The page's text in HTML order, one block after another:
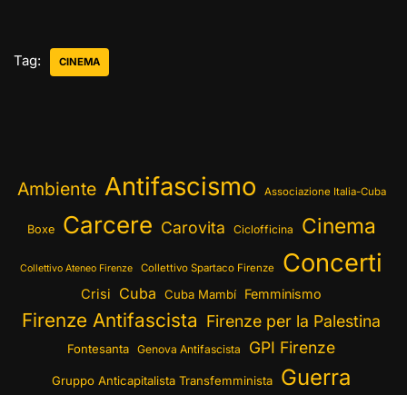
Tag: CINEMA
Ambiente Antifascismo Associazione Italia-Cuba
Boxe Carcere Carovita Ciclofficina Cinema
Collettivo Ateneo Firenze Collettivo Spartaco Firenze Concerti
Crisi Cuba Cuba Mambí Femminismo
Firenze Antifascista Firenze per la Palestina
Fontesanta Genova Antifascista GPI Firenze
Gruppo Anticapitalista Transfemminista Guerra